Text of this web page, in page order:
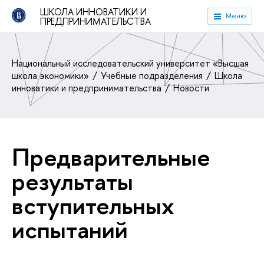
ШКОЛА ИННОВАТИКИ И
ПРЕДПРИНИМАТЕЛЬСТВА Меню
Национальный исследовательский университет «Высшая
школа экономики»
Учебные подразделения
Школа
инноватики и предпринимательства
Новости
Предварительные
результаты
вступительных
испытаний